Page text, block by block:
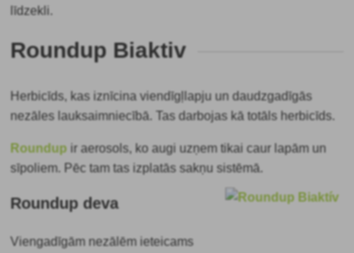
līdzekli.
Roundup Biaktiv
Herbicīds, kas iznīcina viendīgļlapju un daudzgadīgās
nezāles lauksaimniecībā. Tas darbojas kā totāls herbicīds.
Roundup ir aerosols, ko augi uzņem tikai caur lapām un
sīpoliem. Pēc tam tas izplatās sakņu sistēmā.
Roundup deva
Viengadīgām nezālēm ieteicams